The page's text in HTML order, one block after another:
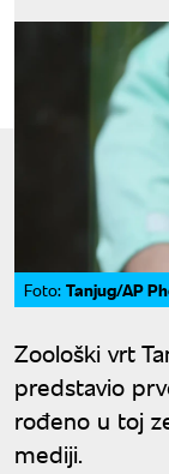
Foto: Tanjug/AP
Zoološki vrt
predstavio
rođeno u toj
mediji.